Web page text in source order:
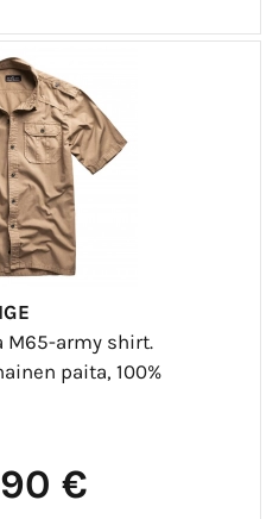
M65-army shirt.
paita, 100%
€